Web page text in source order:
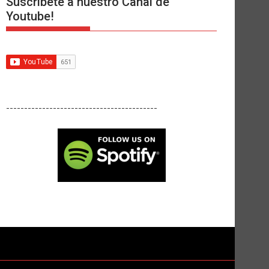
Youtube!
------------------------------------------